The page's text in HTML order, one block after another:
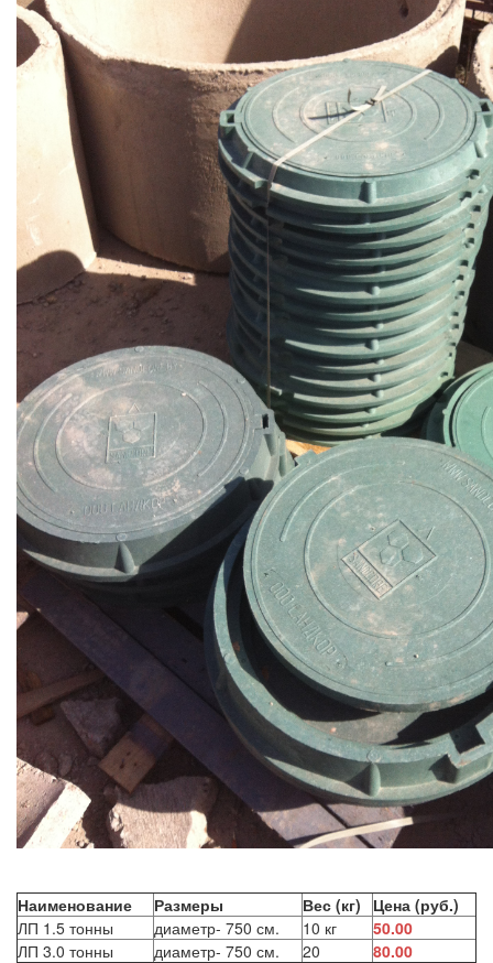
Наименование Размеры Вес (кг)
Цена (руб.)
ЛП 1.5 тонны
диаметр- 750 см. 10 кг
50.00
ЛП 3.0 тонны
диаметр- 750 см. 20 80.00